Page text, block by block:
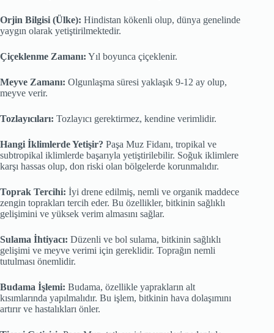
Orjin Bilgisi (Ülke): Hindistan kökenli olup, dünya genelinde
yaygın olarak yetiştirilmektedir.
Çiçeklenme Zamanı: Yıl boyunca çiçeklenir.
Meyve Zamanı: Olgunlaşma süresi yaklaşık 9-12 ay olup,
meyve verir.
Tozlayıcıları: Tozlayıcı gerektirmez, kendine verimlidir.
Hangi İklimlerde Yetişir? Paşa Muz Fidanı, tropikal ve
subtropikal iklimlerde başarıyla yetiştirilebilir. Soğuk iklimlere
karşı hassas olup, don riski olan bölgelerde korunmalıdır.
Toprak Tercihi: İyi drene edilmiş, nemli ve organik maddece
zengin toprakları tercih eder. Bu özellikler, bitkinin sağlıklı
gelişimini ve yüksek verim almasını sağlar.
Sulama İhtiyacı: Düzenli ve bol sulama, bitkinin sağlıklı
gelişimi ve meyve verimi için gereklidir. Toprağın nemli
tutulması önemlidir.
Budama İşlemi: Budama, özellikle yaprakların alt
kısımlarında yapılmalıdır. Bu işlem, bitkinin hava dolaşımını
artırır ve hastalıkları önler.